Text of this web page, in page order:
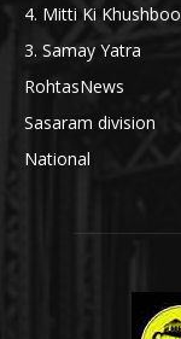
4. Mitti Ki Khushboo
3. Samay Yatra
RohtasNews
Sasaram division
National